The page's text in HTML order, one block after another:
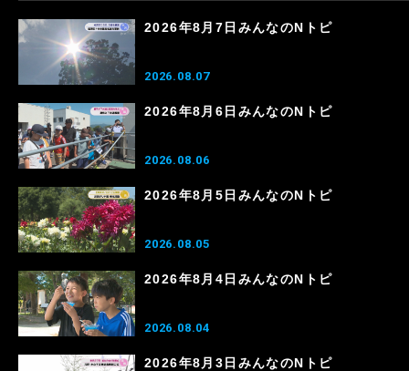
2026年8月7日みんなのNトピ
2026.08.07
2026年8月6日みんなのNトピ
2026.08.06
2026年8月5日みんなのNトピ
2026.08.05
2026年8月4日みんなのNトピ
2026.08.04
2026年8月3日みんなのNトピ